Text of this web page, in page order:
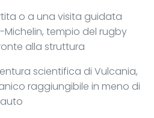
o a una visita guidata
tempio del rugby
alla struttura
scientifica di Vulcania,
raggiungibile in meno di